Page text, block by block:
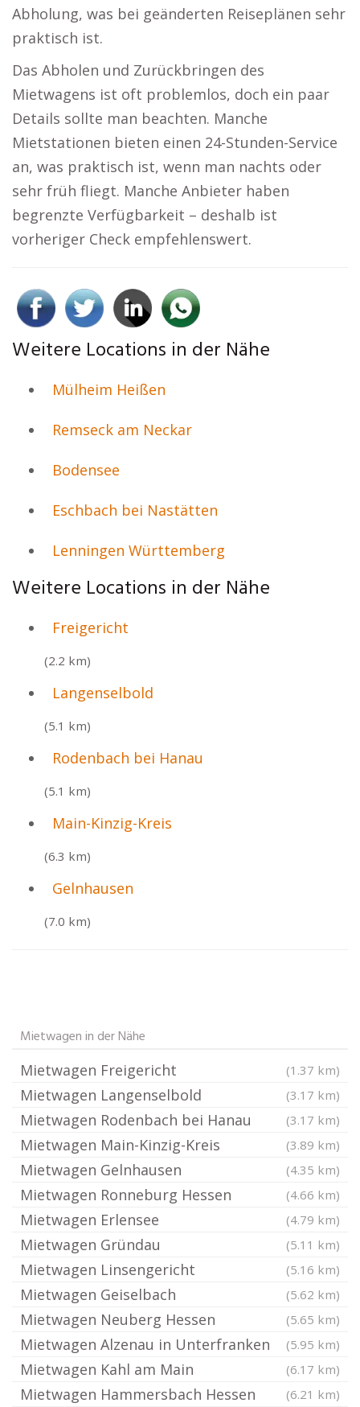
Abholung, was bei geänderten Reiseplänen sehr
praktisch ist.
Das Abholen und Zurückbringen des
Mietwagens ist oft problemlos, doch ein paar
Details sollte man beachten. Manche
Mietstationen bieten einen 24-Stunden-Service
an, was praktisch ist, wenn man nachts oder
sehr früh fliegt. Manche Anbieter haben
begrenzte Verfügbarkeit – deshalb ist
vorheriger Check empfehlenswert.
Weitere Locations in der Nähe
Mülheim Heißen
Remseck am Neckar
Bodensee
Eschbach bei Nastätten
Lenningen Württemberg
Weitere Locations in der Nähe
Freigericht
(2.2 km)
Langenselbold
(5.1 km)
Rodenbach bei Hanau
(5.1 km)
Main-Kinzig-Kreis
(6.3 km)
Gelnhausen
(7.0 km)
Mietwagen in der Nähe
Mietwagen Freigericht (1.37 km)
Mietwagen Langenselbold (3.17 km)
Mietwagen Rodenbach bei Hanau (3.17 km)
Mietwagen Main-Kinzig-Kreis (3.89 km)
Mietwagen Gelnhausen (4.35 km)
Mietwagen Ronneburg Hessen (4.66 km)
Mietwagen Erlensee (4.79 km)
Mietwagen Gründau (5.11 km)
Mietwagen Linsengericht (5.16 km)
Mietwagen Geiselbach (5.62 km)
Mietwagen Neuberg Hessen (5.65 km)
Mietwagen Alzenau in Unterfranken (5.95 km)
Mietwagen Kahl am Main (6.17 km)
Mietwagen Hammersbach Hessen (6.21 km)